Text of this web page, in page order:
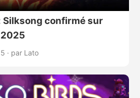
Silksong confirmé sur
· par Lato